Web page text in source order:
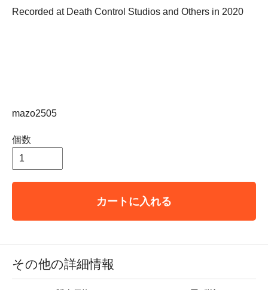
Recorded at Death Control Studios and Others in 2020
mazo2505
個数
カートに入れる
その他の詳細情報